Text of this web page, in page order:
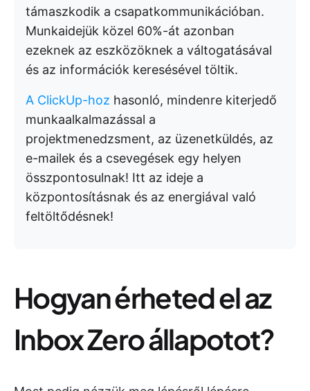
támaszkodik a csapatkommunikációban.
Munkaidejük közel 60%-át azonban
ezeknek az eszközöknek a váltogatásával
és az információk keresésével töltik.
A ClickUp-hoz hasonló, mindenre kiterjedő
munkaalkalmazással a
projektmenedzsment, az üzenetküldés, az
e-mailek és a csevegések egy helyen
összpontosulnak! Itt az ideje a
központosításnak és az energiával való
feltöltődésnek!
Hogyan érheted el az
Inbox Zero állapotot?